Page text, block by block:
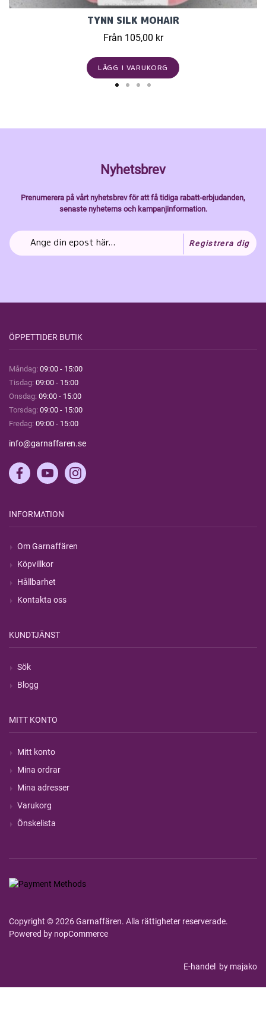
TYNN SILK MOHAIR
Från 105,00 kr
LÄGG I VARUKORG
Nyhetsbrev
Prenumerera på vårt nyhetsbrev för att få tidiga rabatt-erbjudanden,
senaste nyheterns och kampanjinformation.
Registrera dig
ÖPPETTIDER BUTIK
Måndag: 09:00 - 15:00
Tisdag: 09:00 - 15:00
Onsdag: 09:00 - 15:00
Torsdag: 09:00 - 15:00
Fredag: 09:00 - 15:00
info@garnaffaren.se
INFORMATION
Om Garnaffären
Köpvillkor
Hållbarhet
Kontakta oss
KUNDTJÄNST
Sök
Blogg
MITT KONTO
Mitt konto
Mina ordrar
Mina adresser
Varukorg
Önskelista
Copyright © 2026 Garnaffären. Alla rättigheter reserverade.
Powered by nopCommerce
E-handel by majako